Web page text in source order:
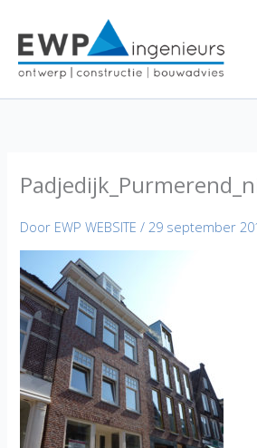
inhoud
Door EWP WEBSITE/29 september